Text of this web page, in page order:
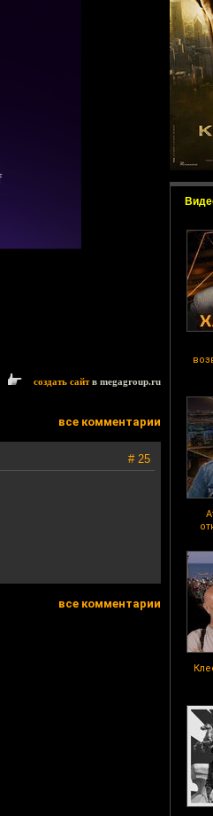
создать сайтв megagroup.ru
все комментарии
# 25
все комментарии